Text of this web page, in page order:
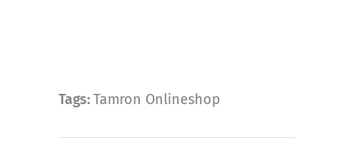
Tags: Tamron Onlineshop